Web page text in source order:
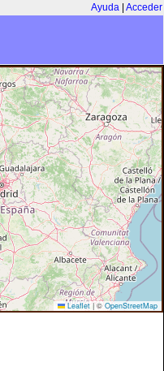
Ayuda Acceder
Leaflet | © OpenStreetMap